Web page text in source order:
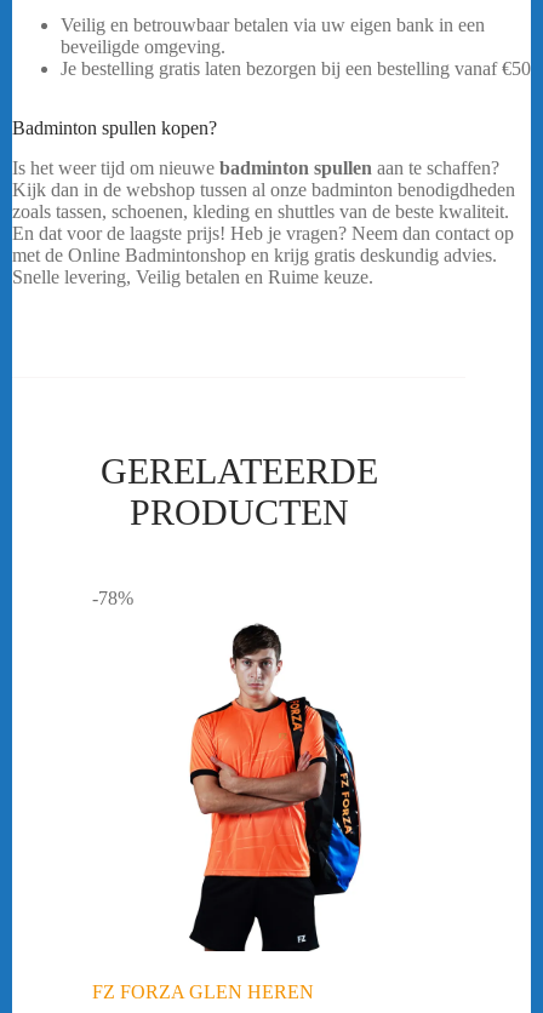
Veilig en betrouwbaar betalen via uw eigen bank in een
beveiligde omgeving.
Je bestelling gratis laten bezorgen bij een bestelling vanaf €50
Badminton spullen kopen?
Is het weer tijd om nieuwe badminton spullen aan te schaffen?
Kijk dan in de webshop tussen al onze badminton benodigdheden
zoals tassen, schoenen, kleding en shuttles van de beste kwaliteit.
En dat voor de laagste prijs! Heb je vragen? Neem dan contact op
met de Online Badmintonshop en krijg gratis deskundig advies.
Snelle levering, Veilig betalen en Ruime keuze.
GERELATEERDE
PRODUCTEN
-78%
FZ FORZA GLEN HEREN